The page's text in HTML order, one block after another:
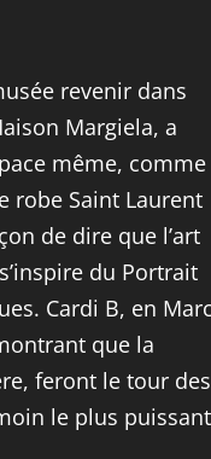
revenir dans
Margiela, a
même, comme
robe Saint Laurent
de dire que l’art
du Portrait
Cardi B, en
que la
feront le tour des
le plus puissant